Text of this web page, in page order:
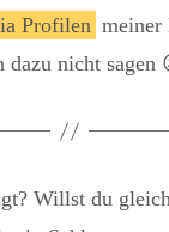
Profilen meiner
dazu nicht sagen
Willst du